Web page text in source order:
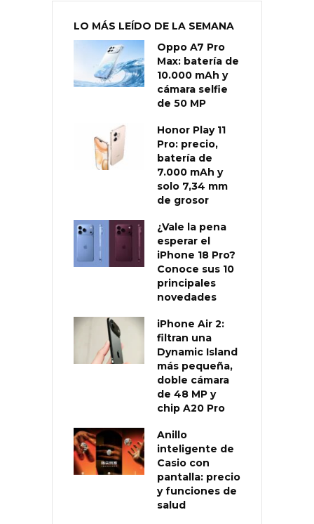
LO MÁS LEÍDO DE LA SEMANA
Oppo A7 Pro
Max: batería de
10.000 mAh y
cámara selfie
de 50 MP
Honor Play 11
Pro: precio,
batería de
7.000 mAh y
solo 7,34 mm
de grosor
¿Vale la pena
esperar el
iPhone 18 Pro?
Conoce sus 10
principales
novedades
iPhone Air 2:
filtran una
Dynamic Island
más pequeña,
doble cámara
de 48 MP y
chip A20 Pro
Anillo
inteligente de
Casio con
pantalla: precio
y funciones de
salud